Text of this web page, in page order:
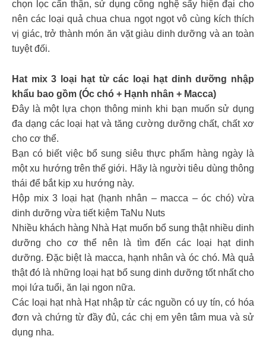
chọn lọc cẩn thận, sử dụng công nghệ sấy hiện đại cho
nên các loại quả chua chua ngọt ngọt vô cùng kích thích
vị giác, trở thành món ăn vặt giàu dinh dưỡng và an toàn
tuyệt đối.
Hat mix 3 loại hạt từ các loại hạt dinh dưỡng nhập
khẩu bao gồm (Óc chó + Hạnh nhân + Macca)
Đây là một lựa chọn thông minh khi bạn muốn sử dụng
đa dạng các loại hạt và tăng cường dưỡng chất, chất xơ
cho cơ thể.
Bạn có biết việc bổ sung siêu thực phẩm hàng ngày là
một xu hướng trên thế giới. Hãy là người tiêu dùng thông
thái để bắt kịp xu hướng này.
Hộp mix 3 loại hạt (hạnh nhân – macca – óc chó) vừa
dinh dưỡng vừa tiết kiệm TaNu Nuts
Nhiều khách hàng Nhà Hạt muốn bổ sung thật nhiều dinh
dưỡng cho cơ thể nên là tìm đến các loại hạt dinh
dưỡng. Đặc biệt là macca, hạnh nhân và óc chó. Mà quả
thật đó là những loại hạt bổ sung dinh dưỡng tốt nhất cho
mọi lứa tuổi, ăn lại ngon nữa.
Các loại hạt nhà Hạt nhập từ các nguồn có uy tín, có hóa
đơn và chứng từ đầy đủ, các chị em yên tâm mua và sử
dụng nha.